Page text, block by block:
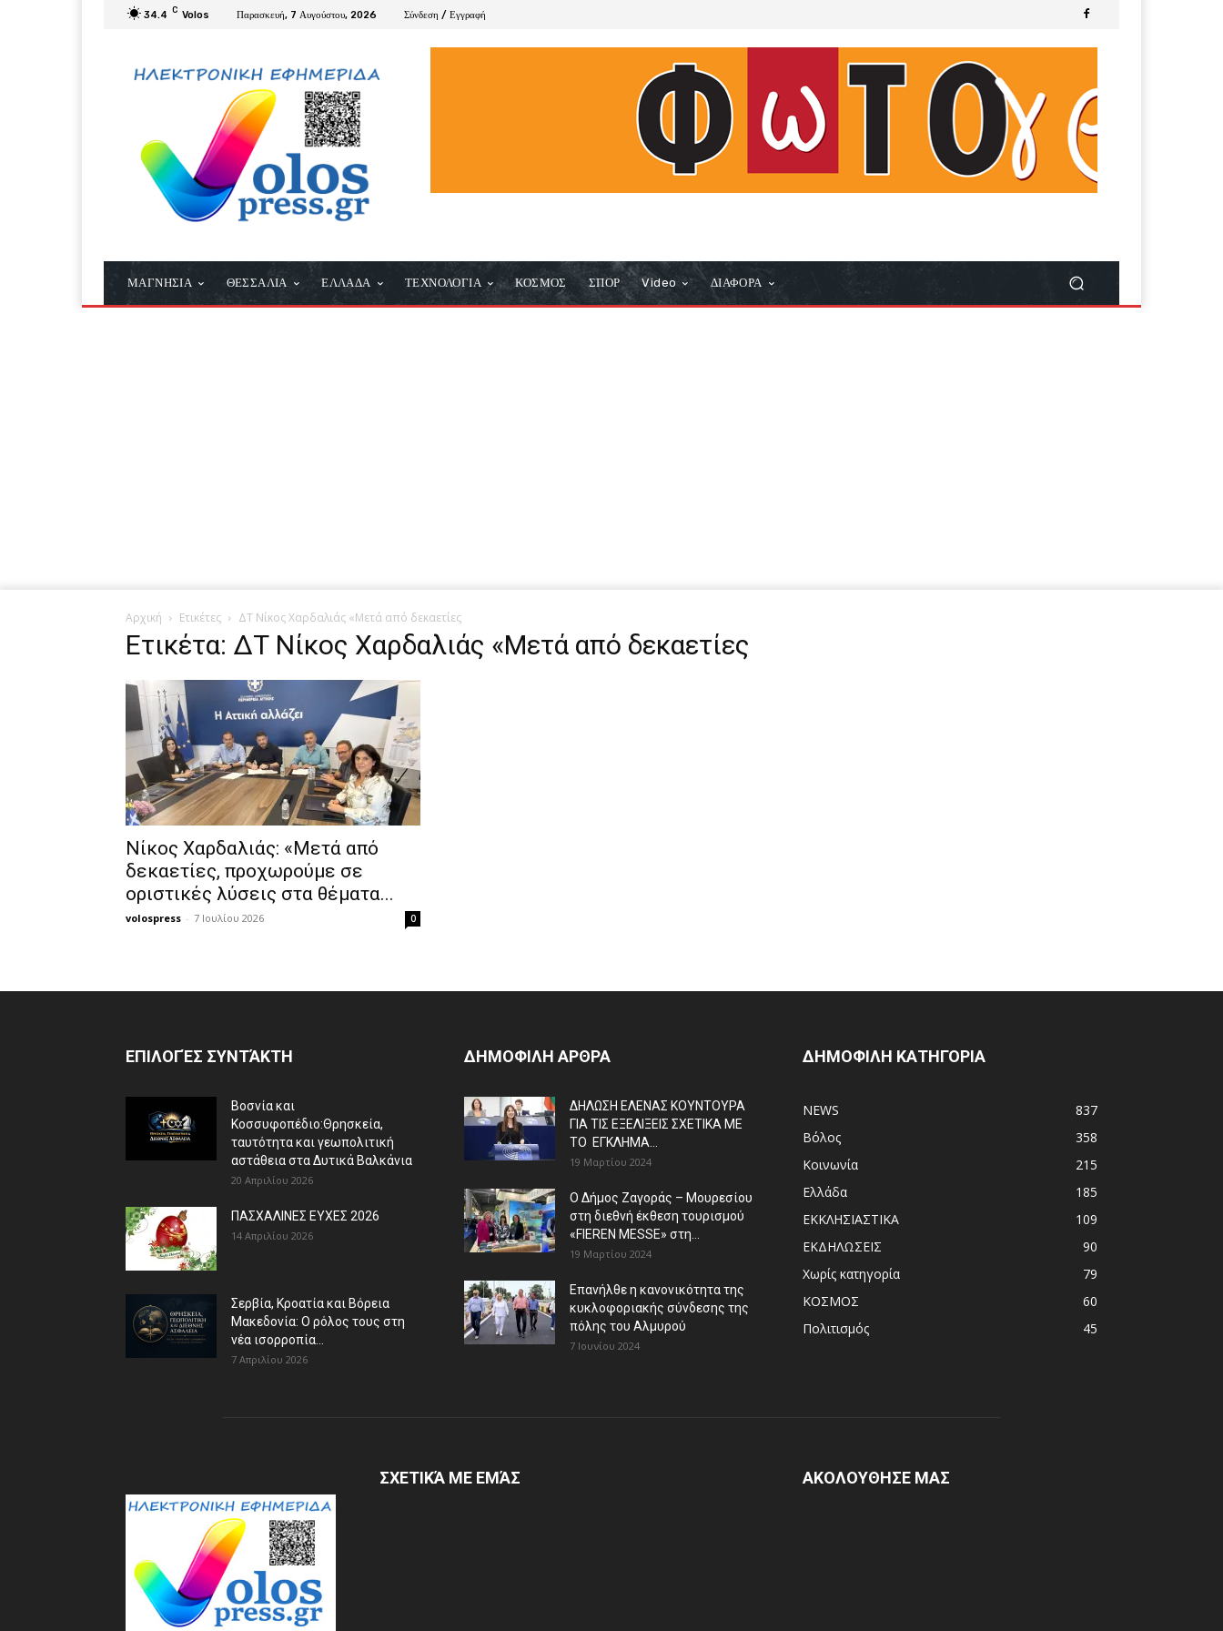
34.4 C Volos Παρασκευή, 7 Αυγούστου, 2026 Σύνδεση / Εγγραφή
ΜΑΓΝΗΣΙΑ ΘΕΣΣΑΛΙΑ ΕΛΛΑΔΑ ΤΕΧΝΟΛΟΓΙΑ ΚΟΣΜΟΣ ΣΠΟΡ Video ΔΙΑΦΟΡΑ
Αρχική Ετικέτες ΔΤ Νίκος Χαρδαλιάς «Μετά από δεκαετίες
Ετικέτα: ΔΤ Νίκος Χαρδαλιάς «Μετά από δεκαετίες
Νίκος Χαρδαλιάς: «Μετά από
δεκαετίες, προχωρούμε σε
οριστικές λύσεις στα θέματα...
volospress - 7 Ιουλίου 2026 0
ΕΠΙΛΟΓΈΣ ΣΥΝΤΆΚΤΗ
Βοσνία και
Κοσσυφοπέδιο:Θρησκεία,
ταυτότητα και γεωπολιτική
αστάθεια στα Δυτικά Βαλκάνια
20 Απριλίου 2026
ΠΑΣΧΑΛΙΝΕΣ ΕΥΧΕΣ 2026
14 Απριλίου 2026
Σερβία, Κροατία και Βόρεια
Μακεδονία: Ο ρόλος τους στη
νέα ισορροπία...
7 Απριλίου 2026
ΔΗΜΟΦΙΛΗ ΑΡΘΡΑ
ΔΗΛΩΣΗ ΕΛΕΝΑΣ ΚΟΥΝΤΟΥΡΑ
ΓΙΑ ΤΙΣ ΕΞΕΛΙΞΕΙΣ ΣΧΕΤΙΚΑ ΜΕ
ΤΟ ΕΓΚΛΗΜΑ...
19 Μαρτίου 2024
Ο Δήμος Ζαγοράς – Μουρεσίου
στη διεθνή έκθεση τουρισμού
«FIEREN MESSE» στη...
19 Μαρτίου 2024
Επανήλθε η κανονικότητα της
κυκλοφοριακής σύνδεσης της
πόλης του Αλμυρού
7 Ιουνίου 2024
ΔΗΜΟΦΙΛΗ ΚΑΤΗΓΟΡΙΑ
NEWS
837
Βόλος
358
Κοινωνία
215
Ελλάδα
185
ΕΚΚΛΗΣΙΑΣΤΙΚΑ
109
ΕΚΔΗΛΩΣΕΙΣ
90
Χωρίς κατηγορία
79
ΚΟΣΜΟΣ
60
Πολιτισμός
45
ΣΧΕΤΙΚΆ ΜΕ ΕΜΆΣ ΑΚΟΛΟΥΘΗΣΕ ΜΑΣ